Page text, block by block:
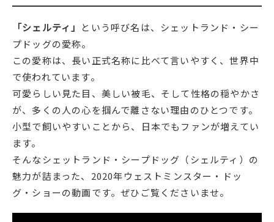
「シェルティ」
という呼び名は、シェットランド・シー
プドッグの愛称。
この愛称は、長い正式名称に比べて言いやすく、世界中
で使われています。
可愛らしい見た目、美しい被毛、そして性格の穏やかさ
が、多くの人の心を掴んで離さない理由のひとつです。
小型で飼いやすいことから、日本でもファンが増えてい
ます。
そんなシェットランド・シープドッグ（シェルティ）の
魅力が詰まった、2020年ウェストミンスター・ドッ
グ・ショーの動画です。ぜひご覧くださいませ。